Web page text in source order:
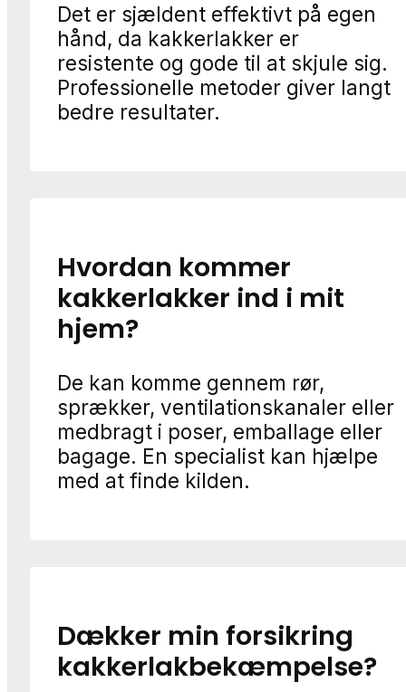
Det er sjældent effektivt på egen
hånd, da kakkerlakker er
resistente og gode til at skjule sig.
Professionelle metoder giver langt
bedre resultater.
Hvordan kommer
kakkerlakker ind i mit
hjem?
De kan komme gennem rør,
sprækker, ventilationskanaler eller
medbragt i poser, emballage eller
bagage. En specialist kan hjælpe
med at finde kilden.
Dækker min forsikring
kakkerlakbekæmpelse?